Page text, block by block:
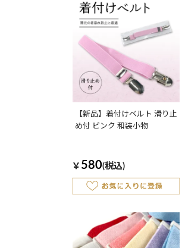
【新品】着付けベルト 滑り止
め付 ピンク 和装小物
￥ 580(税込)